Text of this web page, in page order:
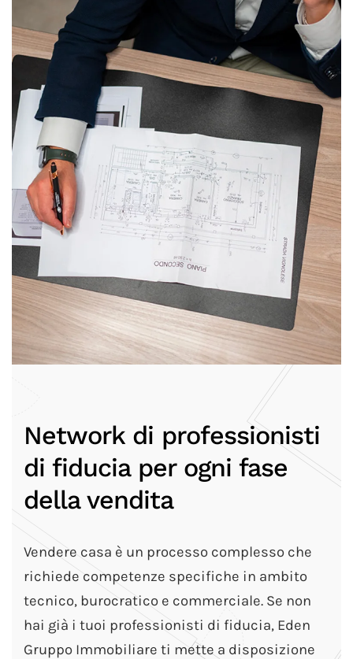
Network di professionisti
di fiducia per ogni fase
della vendita
Vendere casa è un processo complesso che
richiede competenze specifiche in ambito
tecnico, burocratico e commerciale. Se non
hai già i tuoi professionisti di fiducia, Eden
Gruppo Immobiliare ti mette a disposizione